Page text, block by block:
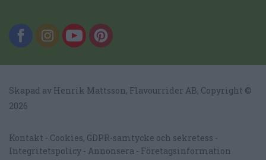
Skapad av Henrik Mattsson, Flavourrider AB, Copyright ©
2026
Kontakt
Cookies, GDPR-samtycke och sekretess
Integritetspolicy
Annonsera Företagsinformation